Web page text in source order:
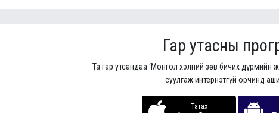
Гар утасны
Та гар утсандаа ‘Монгол хэлний зөв бичих дүрмийн
суулгаж интернэтгүй орчинд
Татах